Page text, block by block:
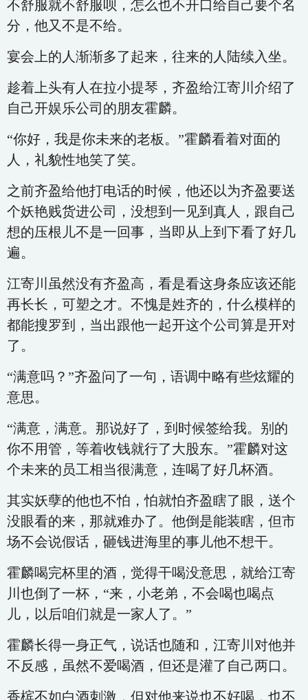
不舒服就不舒服呗，怎么也不开口给自己要个名
分，他又不是不给。
宴会上的人渐渐多了起来，往来的人陆续入坐。
趁着上头有人在拉小提琴，齐盈给江寄川介绍了
自己开娱乐公司的朋友霍麟。
“你好，我是你未来的老板。”霍麟看着对面的
人，礼貌性地笑了笑。
之前齐盈给他打电话的时候，他还以为齐盈要送
个妖艳贱货进公司，没想到一见到真人，跟自己
想的压根儿不是一回事，当即从上到下看了好几
遍。
江寄川虽然没有齐盈高，看是看这身条应该还能
再长长，可塑之才。不愧是姓齐的，什么模样的
都能搜罗到，当出跟他一起开这个公司算是开对
了。
“满意吗？”齐盈问了一句，语调中略有些炫耀的
意思。
“满意，满意。那说好了，到时候签给我。别的
你不用管，等着收钱就行了大股东。”霍麟对这
个未来的员工相当很满意，连喝了好几杯酒。
其实妖孽的他也不怕，怕就怕齐盈瞎了眼，送个
没眼看的来，那就难办了。他倒是能装瞎，但市
场不会说假话，砸钱进海里的事儿他不想干。
霍麟喝完杯里的酒，觉得干喝没意思，就给江寄
川也倒了一杯，“来，小老弟，不会喝也喝点
儿，以后咱们就是一家人了。”
霍麟长得一身正气，说话也随和，江寄川对他并
不反感，虽然不爱喝酒，但还是灌了自己两口。
香槟不如白酒刺激，但对他来说也不好喝，也不